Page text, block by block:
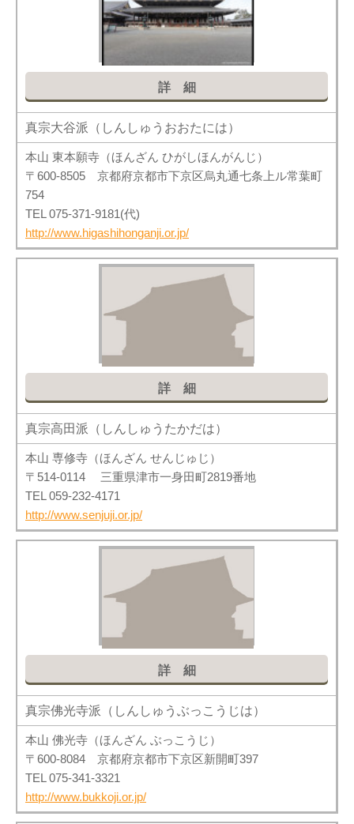
詳細
真宗大谷派（しんしゅうおおたには）
本山 東本願寺（ほんざん ひがしほんがんじ）
〒600-8505 京都府京都市下京区烏丸通七条上ル常葉町
754
TEL 075-371-9181(代)
http://www.higashihonganji.or.jp/
詳細
真宗高田派（しんしゅうたかだは）
本山 専修寺（ほんざん せんじゅじ）
〒514-0114 三重県津市一身田町2819番地
TEL 059-232-4171
http://www.senjuji.or.jp/
詳細
真宗佛光寺派（しんしゅうぶっこうじは）
本山 佛光寺（ほんざん ぶっこうじ）
〒600-8084 京都府京都市下京区新開町397
TEL 075-341-3321
http://www.bukkoji.or.jp/